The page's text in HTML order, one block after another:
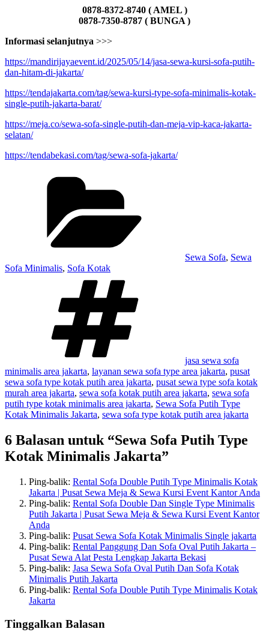
0878-8372-8740 ( AMEL )
0878-7350-8787 ( BUNGA )
Informasi selanjutnya >>>
https://mandirijayaevent.id/2025/05/14/jasa-sewa-kursi-sofa-putih-
dan-hitam-di-jakarta/
https://tendajakarta.com/tag/sewa-kursi-type-sofa-minimalis-kotak-
single-putih-jakarta-barat/
https://meja.co/sewa-sofa-single-putih-dan-meja-vip-kaca-jakarta-
selatan/
https://tendabekasi.com/tag/sewa-sofa-jakarta/
Sewa Sofa, Sewa
Sofa Minimalis, Sofa Kotak
jasa sewa sofa
minimalis area jakarta, layanan sewa sofa type area jakarta, pusat
sewa sofa type kotak putih area jakarta, pusat sewa type sofa kotak
murah area jakarta, sewa sofa kotak putih area jakarta, sewa sofa
putih type kotak minimalis area jakarta, Sewa Sofa Putih Type
Kotak Minimalis Jakarta, sewa sofa type kotak putih area jakarta
6 Balasan untuk “Sewa Sofa Putih Type
Kotak Minimalis Jakarta”
Ping-balik: Rental Sofa Double Putih Type Minimalis Kotak
Jakarta | Pusat Sewa Meja & Sewa Kursi Event Kantor Anda
Ping-balik: Rental Sofa Double Dan Single Type Minimalis
Putih Jakarta | Pusat Sewa Meja & Sewa Kursi Event Kantor
Anda
Ping-balik: Pusat Sewa Sofa Kotak Minimalis Single jakarta
Ping-balik: Rental Panggung Dan Sofa Oval Putih Jakarta –
Pusat Sewa Alat Pesta Lengkap Jakarta Bekasi
Ping-balik: Jasa Sewa Sofa Oval Putih Dan Sofa Kotak
Minimalis Putih Jakarta
Ping-balik: Rental Sofa Double Putih Type Minimalis Kotak
Jakarta
Tinggalkan Balasan